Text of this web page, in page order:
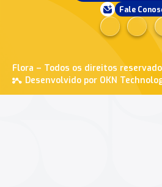
Fale
Flora – Todos os direitos
Desenvolvido por OKN